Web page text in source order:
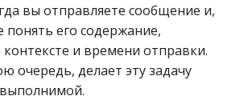
вы отправляете сообщение и,
его содержание,
и времени отправки.
очередь, делает эту задачу